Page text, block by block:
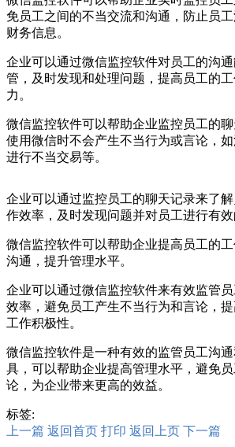
免员工之间的不当交流和沟通，防止员
财务信息。
企业可以通过微信监控软件对员工的沟
管，及时发现和处理问题，提高员工的
力。
微信监控软件可以帮助企业监控员工的
使用微信时不会产生不当行为或言论，
进行不当交易等。
企业可以通过监控员工的聊天记录来了
作效率，及时发现问题并对员工进行有效
微信监控软件可以帮助企业提高员工的
沟通，提升管理水平。
企业可以通过微信监控软件来有效监管
效率，避免员工产生不当行为和言论，
工作积极性。
微信监控软件是一种有效的监管员工沟
具，可以帮助企业提高管理水平，避免
论，为企业带来更高的效益。
标签:
上一篇 返回首页 打印 返回上页 下一篇